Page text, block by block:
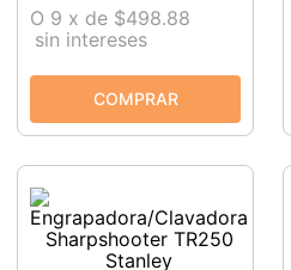
O 9 x de $498.88
sin intereses